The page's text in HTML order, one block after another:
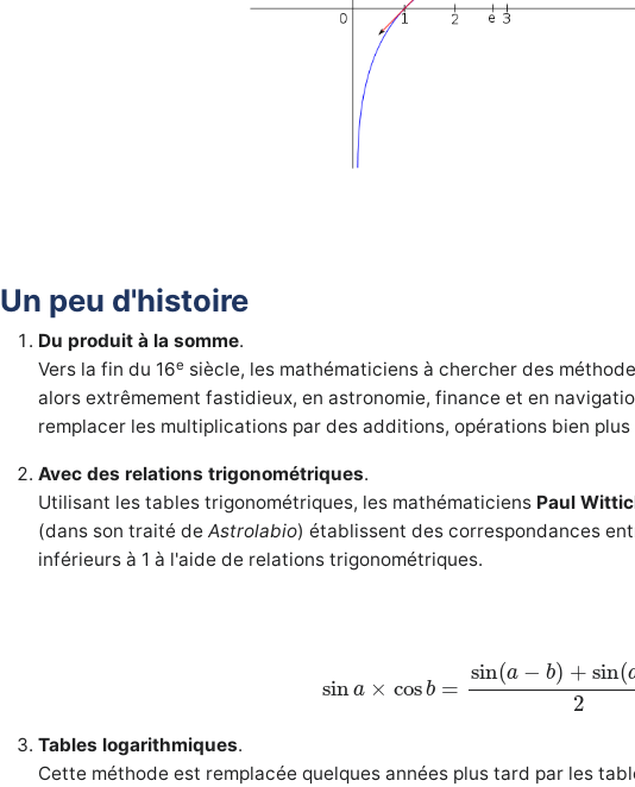
Un peu d'histoire
Du produit à la somme.
Vers la fin du 16e siècle, les mathématiciens à chercher des
alors extrêmement fastidieux, en astronomie, finance et en
remplacer les multiplications par des additions, opérations bien plus
Avec des relations trigonométriques.
Utilisant les tables trigonométriques, les mathématiciens Paul
(dans son traité deAstrolabio) établissent des correspondances
inférieurs à 1 à l'aide de relations trigonométriques.
sina × cosb =
sin(a − b) + sin(
2
sin (a )+ sin ( +
Tables logarithmiques.
Cette méthode est remplacée quelques années plus tard par les